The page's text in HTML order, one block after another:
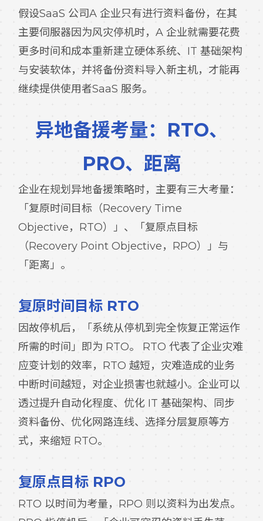
假设SaaS 公司A 企业只有进行资料备份，在其
主要伺服器因为风灾停机时，A 企业就需要花费
更多时间和成本重新建立硬体系统、IT 基础架构
与安装软体，并将备份资料导入新主机，才能再
继续提供使用者SaaS 服务。
异地备援考量：RTO、
PRO、距离
企业在规划异地备援策略时，主要有三大考量：
「复原时间目标（Recovery Time
Objective，RTO）」、「复原点目标
（Recovery Point Objective，RPO）」与
「距离」。
复原时间目标 RTO
因故停机后，「系统从停机到完全恢复正常运作
所需的时间」即为 RTO。 RTO 代表了企业灾难
应变计划的效率，RTO 越短，灾难造成的业务
中断时间越短，对企业损害也就越小。企业可以
透过提升自动化程度、优化 IT 基础架构、同步
资料备份、优化网路连线、选择分层复原等方
式，来缩短 RTO。
复原点目标 RPO
RTO 以时间为考量，RPO 则以资料为出发点。